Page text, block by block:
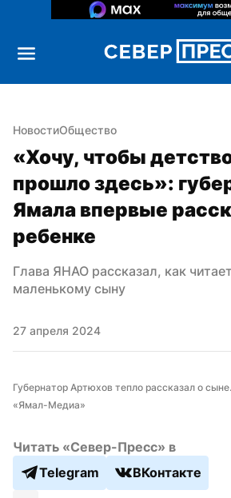
НовостиОбщество
«Хочу, чтобы
прошло здесь»:
Ямала впервые
ребенке
Глава ЯНАО рассказал, как
маленькому сыну
27 апреля 2024
Губернатор Артюхов тепло рассказал о
«Ямал-Медиа»
Читать «Север-Пресс» в
Telegram
ВКонтакте